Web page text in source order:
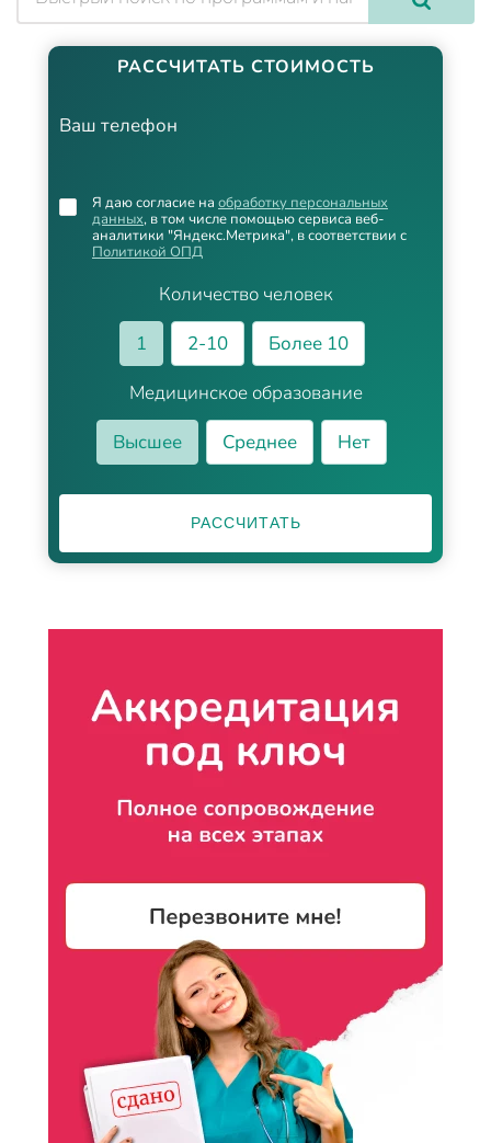
РАССЧИТАТЬ СТОИМОСТЬ
Ваш телефон
Количество человек
1
2-10
Более 10
Медицинское образование
Высшее
Среднее Нет
Я даю согласие на обработку персональных
данных, в том числе помощью сервиса веб-
аналитики "Яндекс.Метрика", в соответствии с
Политикой ОПД
РАССЧИТАТЬ